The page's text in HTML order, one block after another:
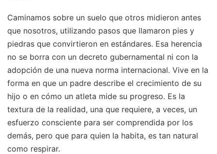
Caminamos sobre un suelo que otros midieron antes
que nosotros, utilizando pasos que llamaron pies y
piedras que convirtieron en estándares. Esa herencia
no se borra con un decreto gubernamental ni con la
adopción de una nueva norma internacional. Vive en la
forma en que un padre describe el crecimiento de su
hijo o en cómo un atleta mide su progreso. Es la
textura de la realidad, una que requiere, a veces, un
esfuerzo consciente para ser comprendida por los
demás, pero que para quien la habita, es tan natural
como respirar.